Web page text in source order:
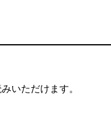
いただけます。